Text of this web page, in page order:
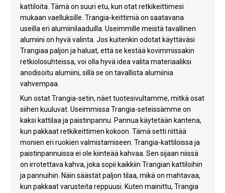
kattiloita. Tämä on suuri etu, kun otat retkikeittimesi
mukaan vaelluksille. Trangia-keittimiä on saatavana
useilla eri alumiinilaaduilla. Useimmille meistä tavallinen
alumiini on hyvä valinta. Jos kuitenkin odotat käyttäväsi
Trangiaa paljon ja haluat, että se kestää kovimmissakin
retkiolosuhteissa, voi olla hyvä idea valita materiaaliksi
anodisoitu alumiini, sillä se on tavallista alumiinia
vahvempaa.
Kun ostat Trangia-setin, näet tuotesivultamme, mitkä osat
siihen kuuluvat. Useimmissa Trangia-seteissämme on
kaksi kattilaa ja paistinpannu. Pannua käytetään kantena,
kun pakkaat retkikeittimen kokoon. Tämä setti riittää
monien eri ruokien valmistamiseen. Trangia-kattiloissa ja
paistinpannuissa ei ole kiinteää kahvaa. Sen sijaan niissä
on irrotettava kahva, joka sopii kaikkiin Trangian kattiloihin
ja pannuihin. Näin säästät paljon tilaa, mikä on mahtavaa,
kun pakkaat varusteita reppuusi. Kuten mainittu, Trangia